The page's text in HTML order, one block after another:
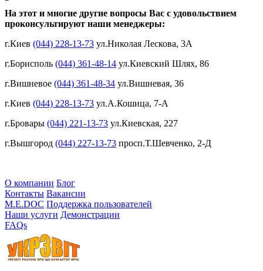
На этот и многие другие вопросы Вас с удовольствием
проконсультируют наши менеджеры:
г.Киев (044) 228-13-73 ул.Николая Лескова, 3А
г.Борисполь (044) 361-48-14 ул.Киевский Шлях, 86
г.Вишневое (044) 361-48-34 ул.Вишневая, 36
г.Киев (044) 228-13-73 ул.А.Кошица, 7-А
г.Бровары (044) 221-13-73 ул.Киевская, 227
г.Вышгород (044) 227-13-73 просп.Т.Шевченко, 2-Д
О компании Блог
Контакты Вакансии
M.E.DOC Поддержка пользователей
Наши услуги Демонстрации
FAQs